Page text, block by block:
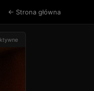
← Strona główna